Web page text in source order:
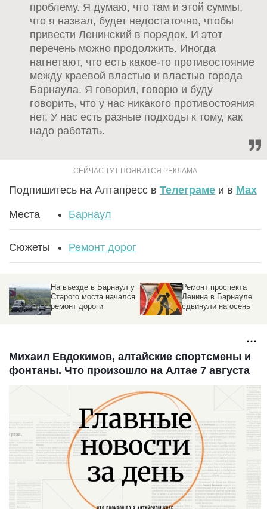
проблему. Я думаю, что там и этой суммы,
что я назвал, будет недостаточно, чтобы
привести Ленинский в порядок. И этот
перечень можно продолжить. Иногда
нагнетают, что есть какое-то противостояние
между краевой властью и властью города
Барнаула. Я говорил, говорю и буду
говорить, что у нас никакого противостояния
нет. У нас есть разные подходы к тому, как
надо работать.
Подпишитесь на Алтапресс в Телеграме и в Max
Места Барнаул
Сюжеты Ремонт дорог
На въезде в Барнаул у
Старого моста начался
ремонт дороги
Ремонт проспекта
Ленина в Барнауле
сдвинули на осень
Михаил Евдокимов, алтайские спортсмены и
фонтаны. Что произошло на Алтае 7 августа